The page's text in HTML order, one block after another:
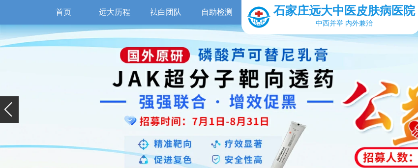
首页 远大历程 祛白团队 自助检测 石家庄远大中医皮肤病医院
中西并举 内外兼治